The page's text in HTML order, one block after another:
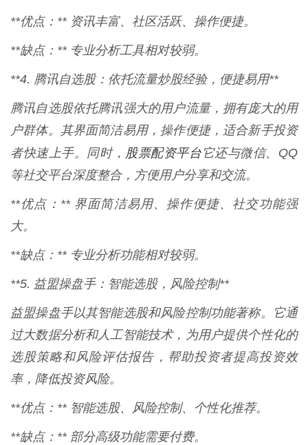
**优点：** 资讯丰富、社区活跃、操作便捷。
**缺点：** 专业分析工具相对较弱。
**4. 腾讯自选股：依托流量炒股经验，便捷易用**
腾讯自选股依托腾讯强大的用户流量，拥有庞大的用
户群体。其界面简洁易用，操作便捷，适合新手投资
者快速上手。同时， 股票配资平台 它还与微信、QQ
等社交平台深度整合，方便用户分享和交流。
**优点：** 界面简洁易用、操作便捷、社交功能强
大。
**缺点：** 专业分析功能相对较弱。
**5. 益盟操盘手：智能选股，风险控制**
益盟操盘手以其智能选股和风险控制功能著称。它通
过大数据分析和人工智能技术，为用户提供个性化的
选股策略和风险评估报告，帮助投资者提高投资效
率，降低投资风险。
**优点：** 智能选股、风险控制、个性化推荐。
**缺点：** 部分高级功能需要付费。